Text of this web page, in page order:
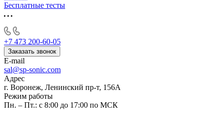
Бесплатные тесты
+7 473 200-60-05
Заказать звонок
E-mail
sal@sp-sonic.com
Адрес
г. Воронеж, Ленинский пр-т, 156А
Режим работы
Пн. – Пт.: с 8:00 до 17:00 по МСК